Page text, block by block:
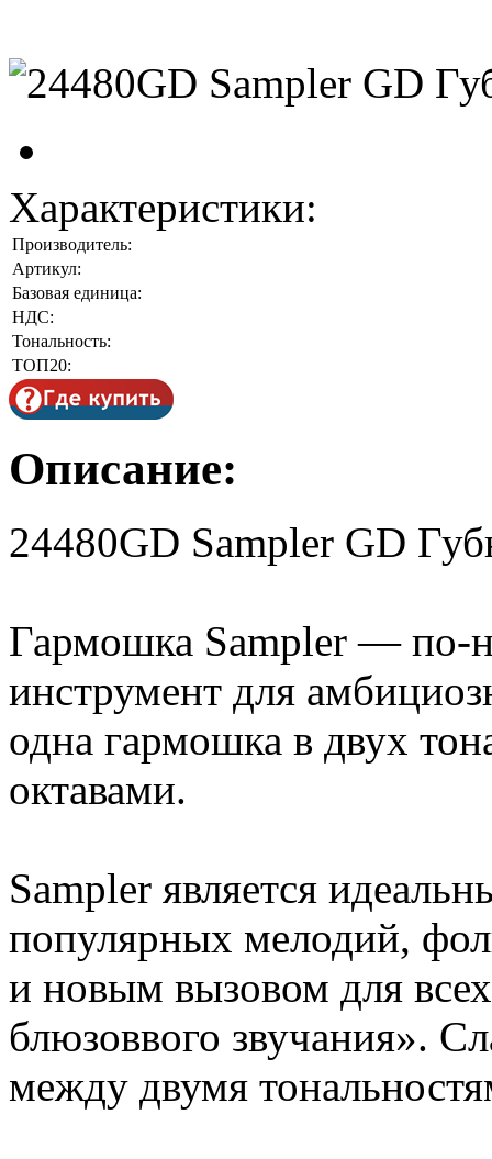
Характеристики:
Производитель:
Артикул:
Базовая единица:
НДС:
Тональность:
ТОП20:
Описание:
24480GD Sampler GD
Гармошка Sampler — по-
инструмент для
одна гармошка в двух
октавами.
Sampler является
популярных мелодий,
и новым вызовом для
блюзоввого звучания».
между двумя